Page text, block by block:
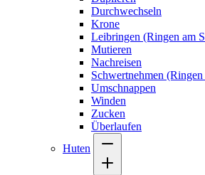
Durchwechseln
Krone
Leibringen (Ringen am
Mutieren
Nachreisen
Schwertnehmen
Umschnappen
Winden
Zucken
Überlaufen
Huten